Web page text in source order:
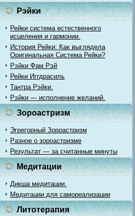
Рэйки
Рейки система естественного
исцеления и гармонии.
История Рейки: Как выглядела
Оригинальная Система Рейки?
Рэйки Фам Рэй
Рейки Иггдрасиль
Тантра Рэйки.
Рэйки — исполнение желаний.
Зороастризм
Эгрегорный Зороастризм
Разное о зороастризме
Результат — за считанные минуты
Медитации
Дикша медитации.
Медитации для самореализации
Литотерапия